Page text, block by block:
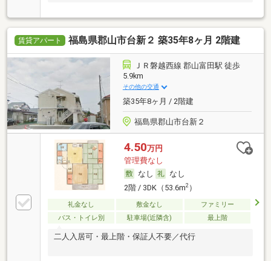
賃貸アパート 福島県郡山市台新２ 築35年8ヶ月 2階建
ＪＲ磐越西線 郡山富田駅 徒歩
5.9km
その他の交通
築35年8ヶ月 / 2階建
福島県郡山市台新２
4.50万円
管理費なし
なし
なし
2階 / 3DK（53.6m2）
礼金なし 敷金なし
ファミリー
バス・トイレ別
駐車場(近隣含) 最上階
二人入居可・最上階・保証人不要／代行